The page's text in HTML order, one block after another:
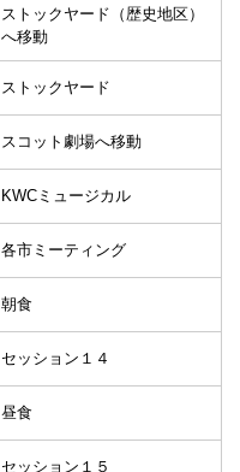
ストックヤード（歴史地区）
へ移動
ストックヤード
スコット劇場へ移動
KWCミュージカル
各市ミーティング
朝食
セッション１４
昼食
セッション１５